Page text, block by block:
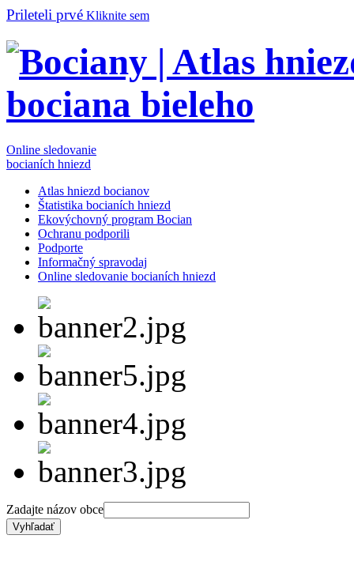
Prileteli prvé Kliknite sem
Online sledovanie
bocianích hniezd
Atlas hniezd bocianov
Štatistika bocianích hniezd
Ekovýchovný program Bocian
Ochranu podporili
Podporte
Informačný spravodaj
Online sledovanie bocianích hniezd
Zadajte názov obce